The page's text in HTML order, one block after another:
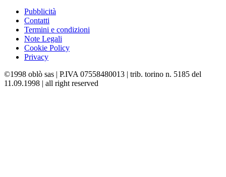
Pubblicità
Contatti
Termini e condizioni
Note Legali
Cookie Policy
Privacy
©1998 oblò sas | P.IVA 07558480013 | trib. torino n. 5185 del
11.09.1998 | all right reserved